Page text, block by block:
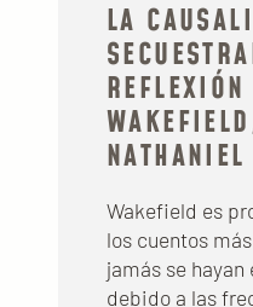
LA
NATHANIEL
Wakefield es
los cuentos
jamás se
debido a las